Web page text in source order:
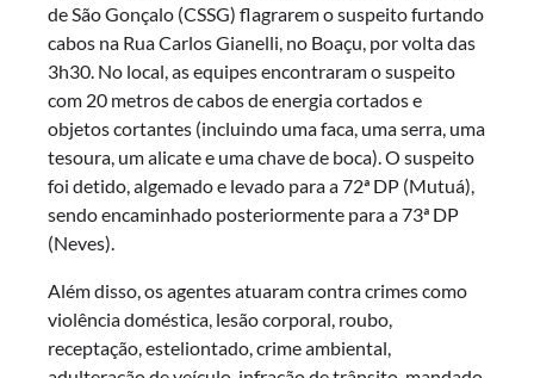
de São Gonçalo (CSSG) flagrarem o suspeito furtando
cabos na Rua Carlos Gianelli, no Boaçu, por volta das
3h30. No local, as equipes encontraram o suspeito
com 20 metros de cabos de energia cortados e
objetos cortantes (incluindo uma faca, uma serra, uma
tesoura, um alicate e uma chave de boca). O suspeito
foi detido, algemado e levado para a 72ª DP (Mutuá),
sendo encaminhado posteriormente para a 73ª DP
(Neves).
Além disso, os agentes atuaram contra crimes como
violência doméstica, lesão corporal, roubo,
receptação, esteliontado, crime ambiental,